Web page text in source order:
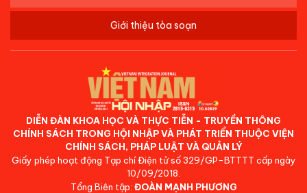
Giới thiệu tòa soạn
DIỄN ĐÀN KHOA HỌC VÀ THỰC TIỄN - TRUYỀN THÔNG
CHÍNH SÁCH TRONG HỘI NHẬP VÀ PHÁT TRIỂN THUỘC VIỆN
CHÍNH SÁCH, PHÁP LUẬT VÀ QUẢN LÝ
Giấy phép hoạt động Tạp chí Điện tử số 329/GP-BTTTT cấp ngày
10/09/2018.
Tổng Biên tập: ĐOÀN MẠNH PHƯƠNG